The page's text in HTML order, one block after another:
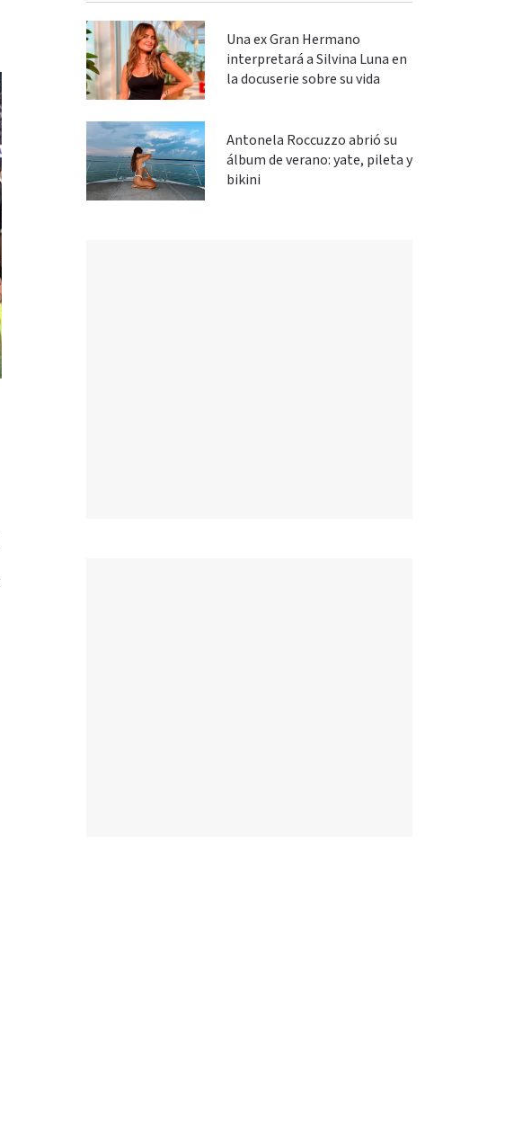
Una ex Gran Hermano
interpretará a Silvina Luna en
la docuserie sobre su vida
Antonela Roccuzzo abrió su
álbum de verano: yate, pileta y
bikini